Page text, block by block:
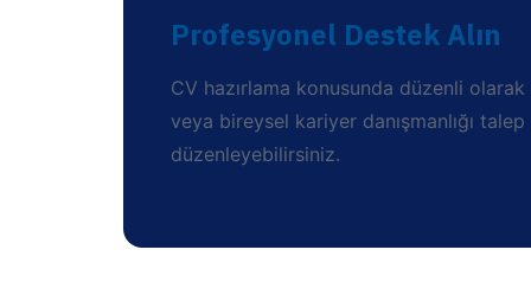
Profesyonel Destek Alın
CV hazırlama konusunda düzenli
veya bireysel kariyer danışmanlığı
düzenleyebilirsiniz.